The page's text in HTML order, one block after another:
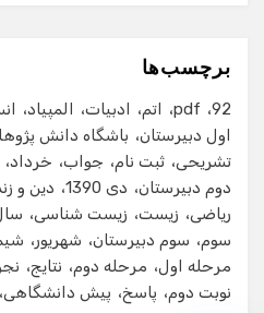
برچسب‌ها
92
pdf اتم ادبیات المپیاد
اول دبیرستان
باشگاه دانش
تشریحی ثبت نام جواب خرداد
دوم دبیرستان
دی 1390 دین و
ریاضی
زیست زیست شناسی سال
سوم
سوم دبیرستان شهریور
مرحله اول
مرحله دوم نتایج
نوبت دوم
پاسخ پیش دانشگاهی